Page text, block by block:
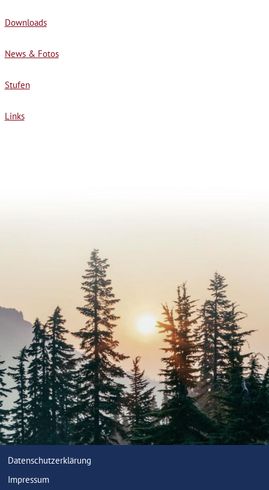
Downloads
News & Fotos
Stufen
Links
Datenschutzerklärung
Impressum